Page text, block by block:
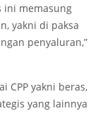
ini memasung
yakni di paksa
penyaluran,”
CPP yakni beras,
yang lainnya